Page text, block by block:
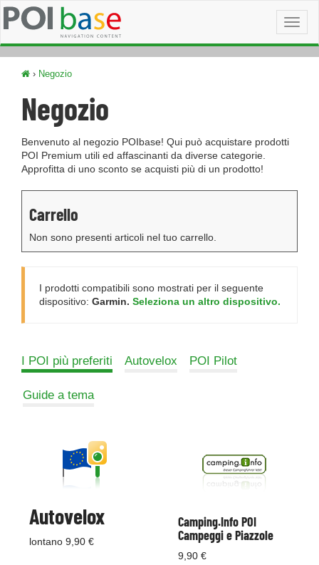
› Negozio
Negozio
Benvenuto al negozio POIbase! Qui può acquistare prodotti
POI Premium utili ed affascinanti da diverse categorie.
Approfitta di uno sconto se acquisti più di un prodotto!
Carrello
Non sono presenti articoli nel tuo carrello.
I prodotti compatibili sono mostrati per il seguente
dispositivo: Garmin. Seleziona un altro dispositivo.
I POI più preferiti Autovelox POI Pilot
Guide a tema
Autovelox
lontano 9,90 €
Camping.Info POI
Campeggi e Piazzole
9,90 €